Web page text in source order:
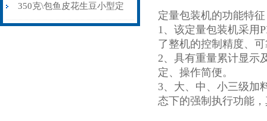
装机背封品牌
350克\包鱼皮花生豆小型定
定量包装机的功能特
1、该定量包装机采用
了整机的控制精度、
2、具有重量累计显示
定、操作简便。
3、大、中、小三级加
态下的强制执行功能